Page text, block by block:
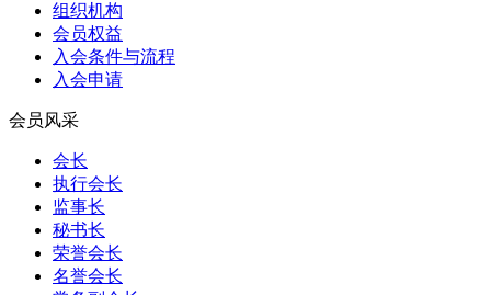
组织机构
会员权益
入会条件与流程
入会申请
会员风采
会长
执行会长
监事长
秘书长
荣誉会长
名誉会长